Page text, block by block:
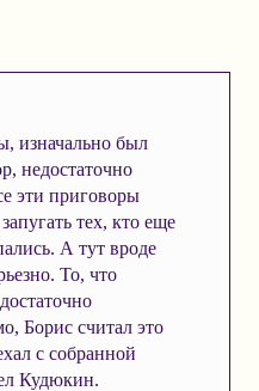
изначально был
недостаточно
эти приговоры
тех, кто еще
А тут вроде
То, что
Борис считал это
с собранной
Кудюкин.